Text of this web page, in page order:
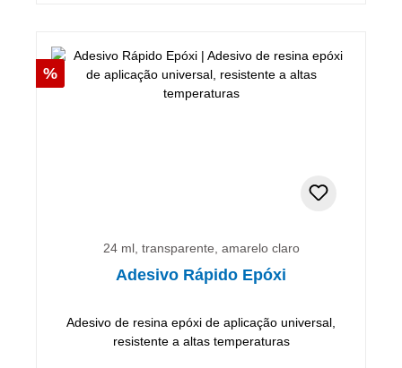
Desconto
%
24 ml, transparente, amarelo claro
Adesivo Rápido Epóxi
Adesivo de resina epóxi de aplicação universal,
resistente a altas temperaturas